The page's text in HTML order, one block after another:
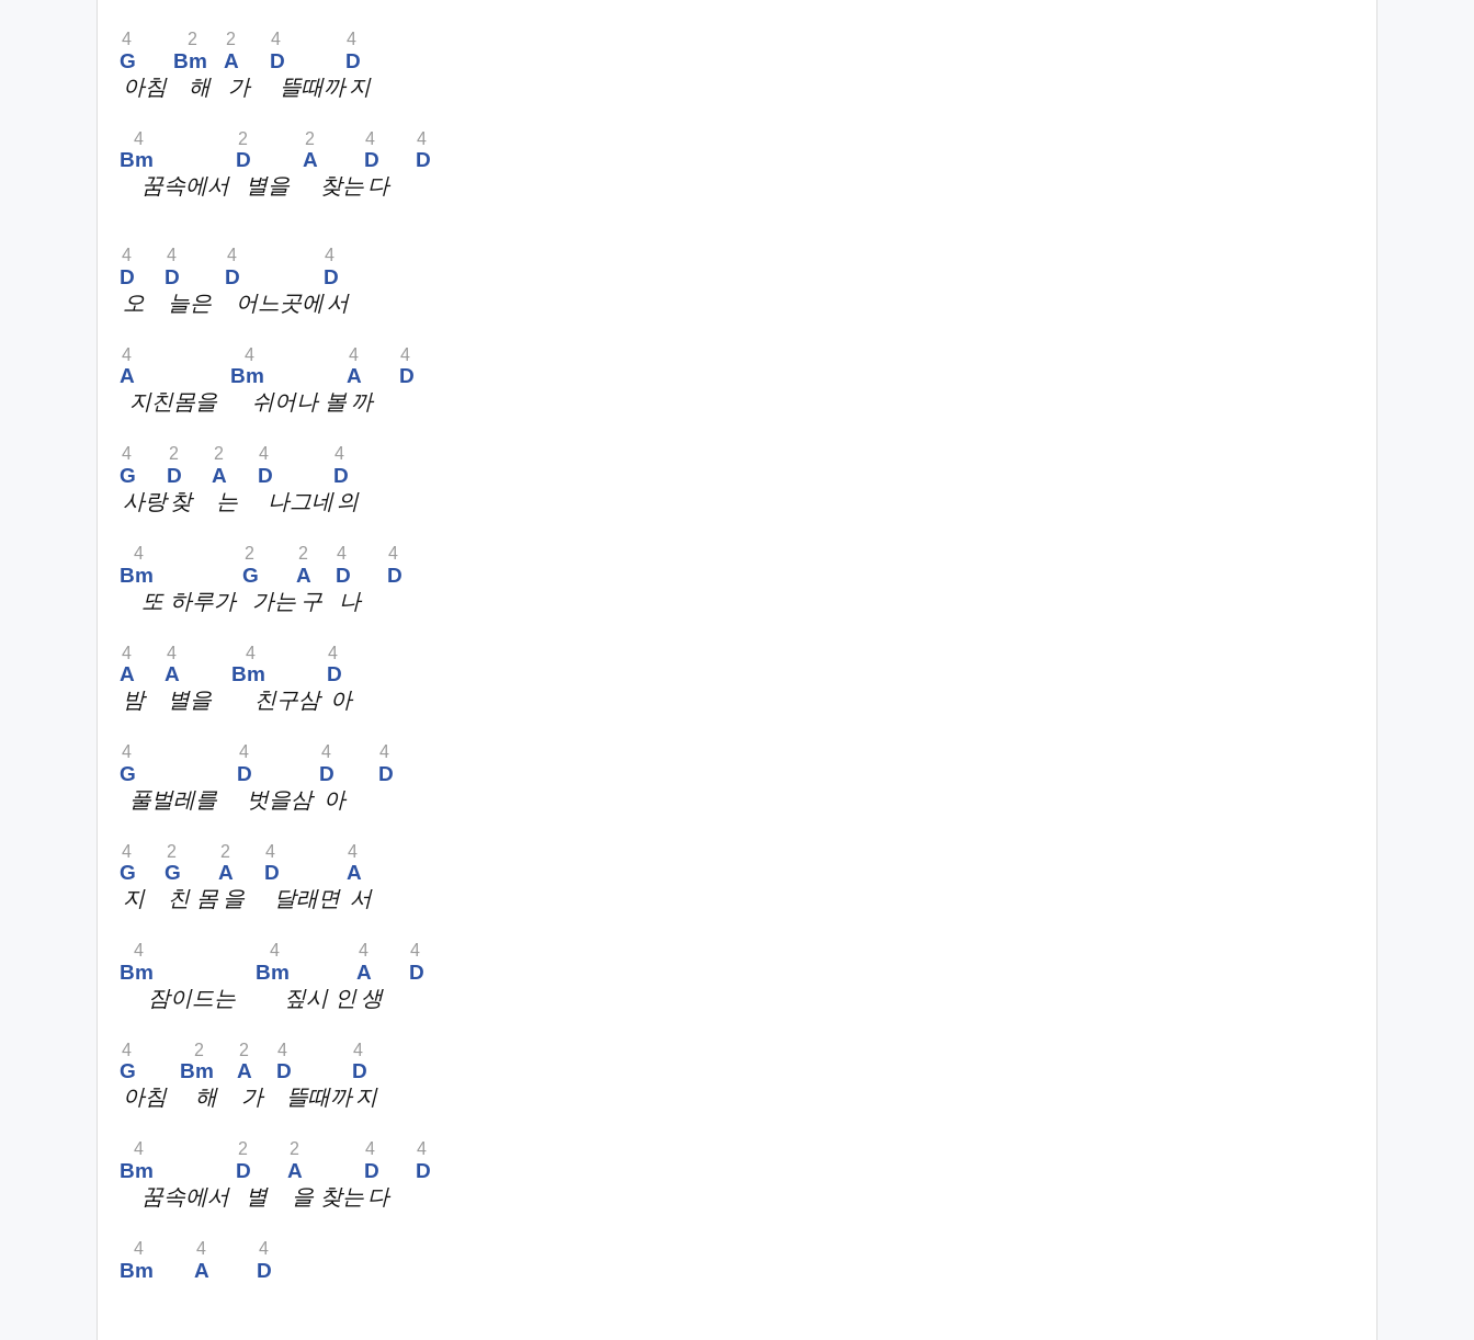
G
4
아침
Bm
2
해
A
2
가
D
4
뜰때까
D
4
지
Bm
4
꿈속에서
D
2
별을
A
2
찾는
D
4
다
D
4
D
4
오
D
4
늘은
D
4
어느곳에
D
4
서
A
4
지친몸을
Bm
4
쉬어나 볼
A
4
까
D
4
G
4
사랑
D
2
찾
A
2
는
D
4
나그네
D
4
의
Bm
4
또 하루가
G
2
가는
A
2
구
D
4
나
D
4
A
4
밤
A
4
별을
Bm
4
친구삼
D
4
아
G
4
풀벌레를
D
4
벗을삼
D
4
아
D
4
G
4
지
G
2
친 몸
A
2
을
D
4
달래면
A
4
서
Bm
4
잠이드는
Bm
4
짚시 인
A
4
생
D
4
G
4
아침
Bm
2
해
A
2
가
D
4
뜰때까
D
4
지
Bm
4
꿈속에서
D
2
별
A
2
을 찾는
D
4
다
D
4
Bm
4
A
4
D
4